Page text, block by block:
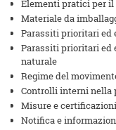
Elementi pratici per
Materiale da
Parassiti prioritari ed
Parassiti prioritari ed
naturale
Regime del
Controlli interni nella
Misure e
Notifica e